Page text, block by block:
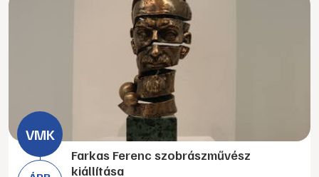
Farkas Ferenc szobrászművész
kiállítása